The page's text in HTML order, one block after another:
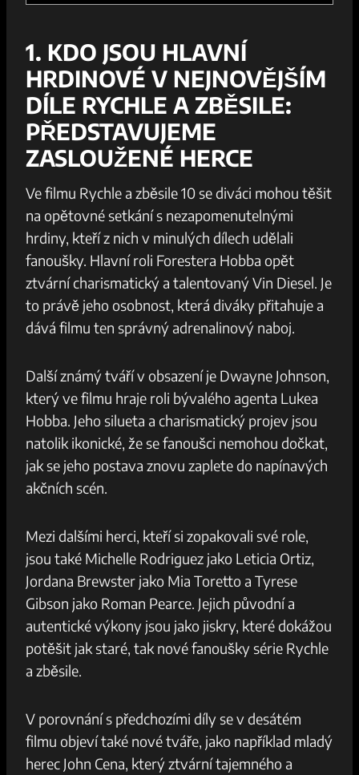
1. KDO⁢ JSOU HLAVNÍ
HRDINOVÉ V NEJNOVĚJŠÍM
DÍLE‍ RYCHLE A ZBĚSILE:
PŘEDSTAVUJEME
ZASLOUŽENÉ HERCE
Ve⁤ filmu ⁢Rychle a zběsile 10 se diváci mohou těšit
na opětovné ⁣setkání s nezapomenutelnými
hrdiny, ​kteří z ​nich ⁣v minulých dílech udělali
‍fanoušky. Hlavní roli ⁤Forestera Hobba opět
ztvární charismatický a talentovaný ⁢Vin Diesel. Je
to ​právě jeho‍ osobnost, která diváky přitahuje a
dává ⁣filmu ten‌ správný adrenalinový naboj.
Další známý tváří v‌ obsazení je Dwayne Johnson,
který⁢ ve ⁣filmu hraje roli bývalého agenta Lukea⁣
Hobba. Jeho​ silueta a charismatický projev⁢ jsou‍
natolik ikonické, že se fanoušci nemohou ‌dočkat,
jak se jeho ⁣postava znovu zaplete do napínavých
akčních scén.
Mezi dalšími herci, kteří‍ si zopakovali své ‌role, ​
jsou ⁤také Michelle Rodriguez jako Leticia Ortiz,
Jordana Brewster jako ⁣Mia Toretto a ​Tyrese
Gibson ⁢jako Roman Pearce. Jejich⁣ původní a⁣
autentické výkony‍ jsou jako jiskry,⁢ které dokážou
⁤potěšit⁤ jak staré, tak nové⁢ fanoušky ‍série Rychle⁢
a zběsile.
V porovnání s předchozími díly se v desátém
filmu ⁢objeví také nové‍ tváře, ⁢jako ​například mladý
‍herec John⁢ Cena, který ztvární tajemného a ​